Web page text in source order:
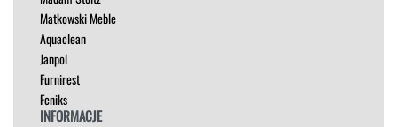
SZAFKI I KOMODY
Matkowski Meble
Aquaclean
Janpol
Furnirest
Feniks
INFORMACJE